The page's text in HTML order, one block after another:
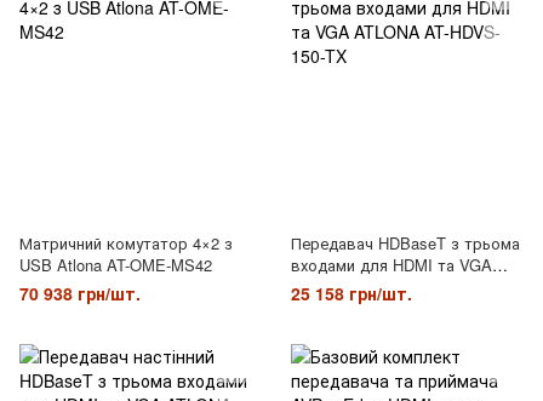
Матричний комутатор 4×2 з
USB Atlona AT-OME-MS42
70 938 грн/шт.
Передавач HDBaseT з трьома
входами для HDMI та VGA
ATLONA AT-HDVS-150-TX
25 158 грн/шт.